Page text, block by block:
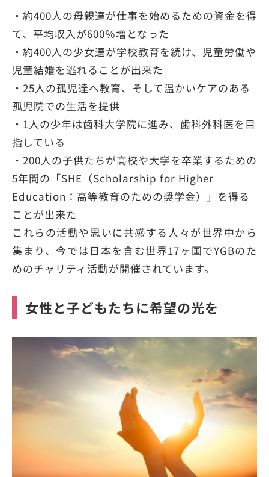
・約400人の母親達が仕事を始めるための資金を得
て、平均収入が600％増となった
・約400人の少女達が学校教育を続け、児童労働や
児童結婚を逃れることが出来た
・25人の孤児達へ教育、そして温かいケアのある
孤児院での生活を提供
・1人の少年は歯科大学院に進み、歯科外科医を目
指している
・200人の子供たちが高校や大学を卒業するための
5年間の「SHE（Scholarship for Higher
Education：高等教育のための奨学金）」を得る
ことが出来た
これらの活動や思いに共感する人々が世界中から
集まり、今では日本を含む世界17ヶ国でYGBのた
めのチャリティ活動が開催されています。
女性と子どもたちに希望の光を